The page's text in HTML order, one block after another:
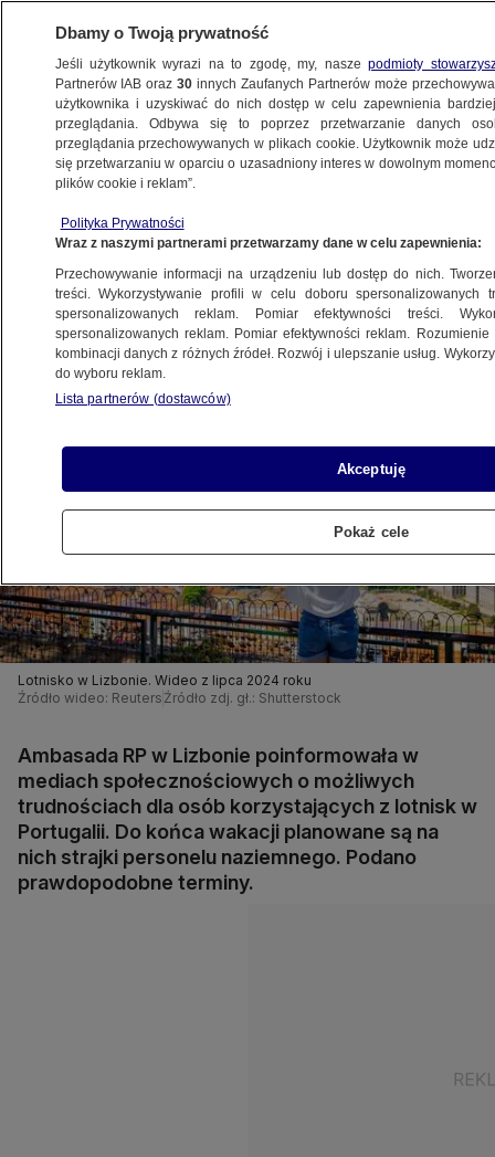
BIZNES
TURYSTYKA
ambasady RP
28.07.2025, 11:27
Posłuchaj artykułu
Czyta lektor AI
Lotnisko w Lizbonie. Wideo z lipca 2024 roku
Źródło wideo: Reuters Źródło zdj. gł.: Shutterstock
Ambasada RP w Lizbonie poinformowała w
mediach społecznościowych o możliwych
trudnościach dla osób korzystających z lotnisk w
Portugalii. Do końca wakacji planowane są na
nich strajki personelu naziemnego. Podano
prawdopodobne terminy.
Dbamy o Twoją prywatność
Jeśli użytkownik wyrazi na to zgodę, my, naszepodmioty
Partnerów IAB oraz30 innych Zaufanych Partnerów może
użytkownika i uzyskiwać do nich dostęp w celu zapewnienia
przeglądania. Odbywa się to poprzez przetwarzanie danych
przeglądania przechowywanych w plikach cookie. Użytkownik może
się przetwarzaniu w oparciu o uzasadniony interes w dowolnym
plików cookie i reklam”.
Polityka Prywatności
Wraz z naszymi partnerami przetwarzamy dane w celu zapewnienia:
Przechowywanie informacji na urządzeniu lub dostęp do nich.
treści. Wykorzystywanie profili w celu doboru spersonalizowanych
spersonalizowanych reklam. Pomiar efektywności treści.
spersonalizowanych reklam. Pomiar efektywności reklam.
kombinacji danych z różnych źródeł. Rozwój i ulepszanie usług.
do wyboru reklam.
Lista partnerów (dostawców)
Akceptuję
Pokaż cele